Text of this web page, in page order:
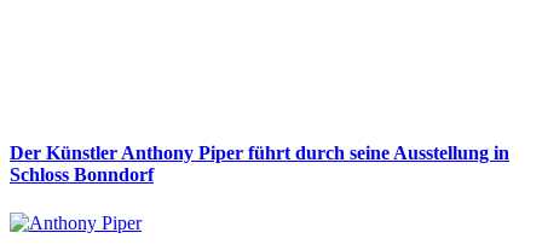
Der Künstler Anthony Piper führt durch seine Ausstellung in
Schloss Bonndorf